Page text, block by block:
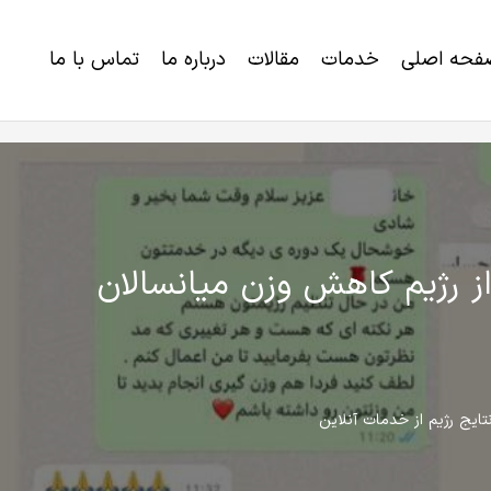
اصلی خدمات مقالات درباره ما تماس با ما
رژیم کاهش وزن میانسالان
نتایج رژیم از خدمات آنلاین